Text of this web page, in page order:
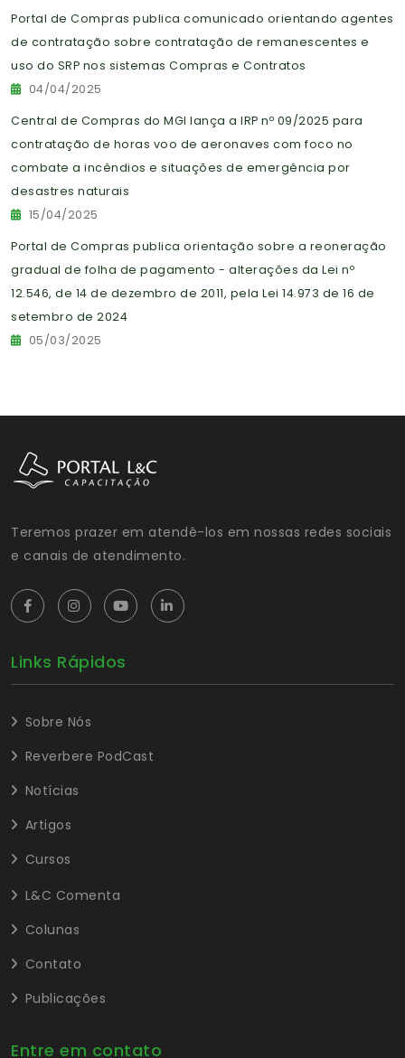
Portal de Compras publica comunicado orientando agentes
de contratação sobre contratação de remanescentes e
uso do SRP nos sistemas Compras e Contratos
04/04/2025
Central de Compras do MGI lança a IRP nº 09/2025 para
contratação de horas voo de aeronaves com foco no
combate a incêndios e situações de emergência por
desastres naturais
15/04/2025
Portal de Compras publica orientação sobre a reoneração
gradual de folha de pagamento - alterações da Lei nº
12.546, de 14 de dezembro de 2011, pela Lei 14.973 de 16 de
setembro de 2024
05/03/2025
Teremos prazer em atendê-los em nossas redes sociais
e canais de atendimento.
Links Rápidos
Sobre Nós
Reverbere PodCast
Notícias
Artigos
Cursos
L&C Comenta
Colunas
Contato
Publicações
Entre em contato